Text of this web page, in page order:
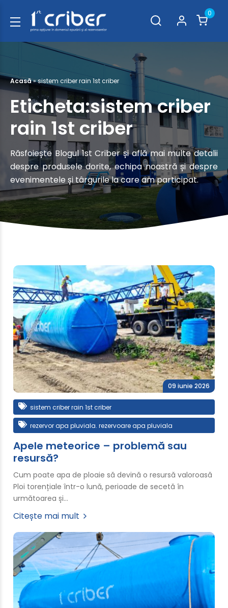
0
Acasă»sistem criber rain 1st criber
Eticheta:sistem criber
rain 1st criber
Răsfoiește Blogul 1st Criber și află mai multe detalii
despre produsele dorite, echipa noastră și despre
evenimentele și târgurile la care am participat.
09 iunie 2026
sistem criber rain 1st criber
rezervor apa pluviala. rezervoare apa pluviala
Apele meteorice – problemă sau
resursă?
Cum poate apa de ploaie să devină o resursă valoroasă
Ploi torențiale într-o lună, perioade de secetă în
următoarea și…
Citește mai mult